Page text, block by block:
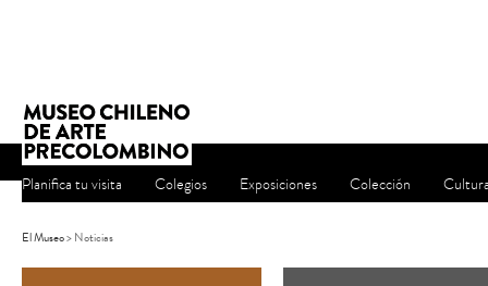
Planifica tu visita Colegios Exposiciones Colección
El Museo> Noticias